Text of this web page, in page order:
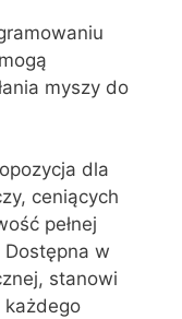
myszy do
dla
ceniących
pełnej
w
stanowi
każdego